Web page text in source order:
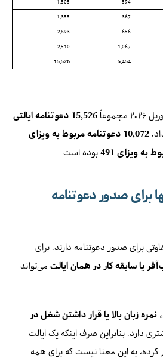
594
1,505
367
1,355
656
2,893
1,067
2,510
5,454
15,526
15,526 دعوتنامه ایالتی
10,072 دعوتنامه مربوط به ویزای
بوده است.
برای صدور دعوتنامه
برای صدور دعوتنامه دارند. برای
یا سابقه کار در همان ایالت می‌تواند
نمره زبان بالا یا قرار داشتن شغل در
دارد. بنابراین صرف اینکه یک ایالت
کرده، به این معنا نیست که برای همه